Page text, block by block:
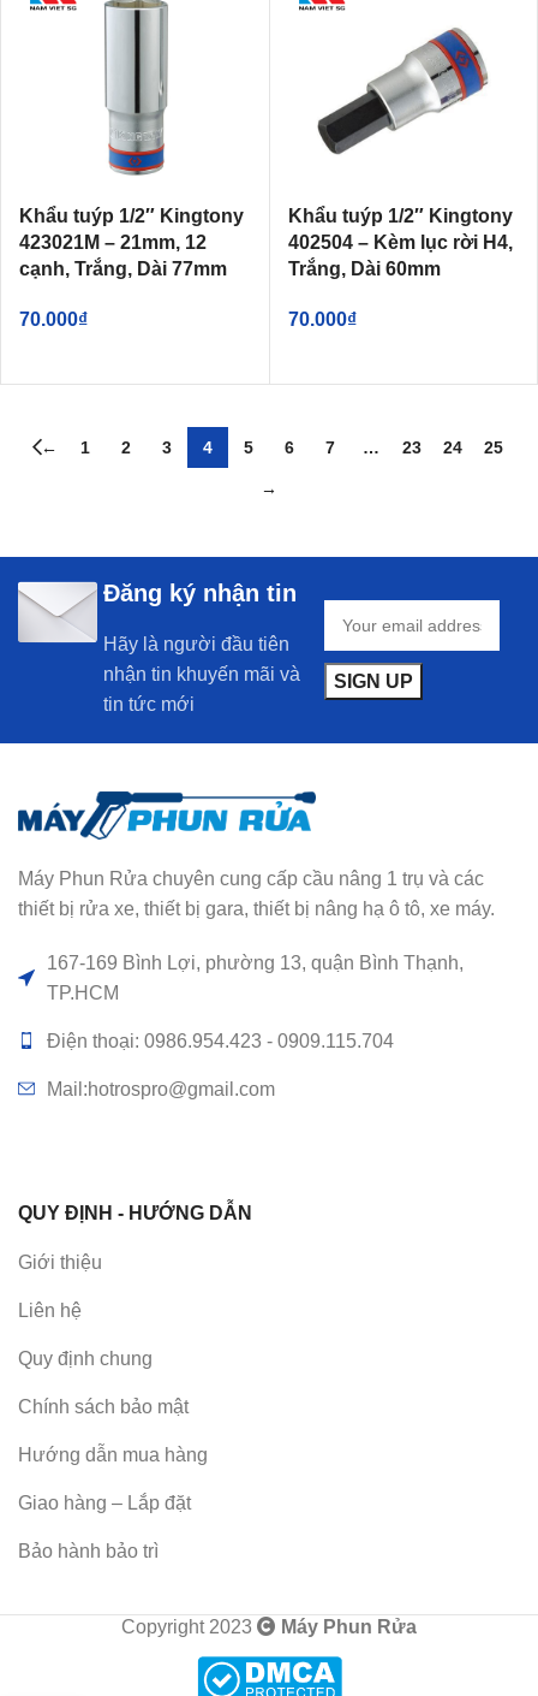
Khẩu tuýp 1/2″ Kingtony
423021M – 21mm, 12
cạnh, Trắng, Dài 77mm
70.000₫
Khẩu tuýp 1/2″ Kingtony
402504 – Kèm lục rời H4,
Trắng, Dài 60mm
70.000₫
← 1 2 3 4 5 6 7 … 23 24 25
→
Đăng ký nhận tin
Hãy là người đầu tiên
nhận tin khuyến mãi và
tin tức mới
Máy Phun Rửa chuyên cung cấp cầu nâng 1 trụ và các
thiết bị rửa xe, thiết bị gara, thiết bị nâng hạ ô tô, xe máy.
167-169 Bình Lợi, phường 13, quận Bình Thạnh,
TP.HCM
Điện thoại: 0986.954.423 - 0909.115.704
Mail:hotrospro@gmail.com
QUY ĐỊNH - HƯỚNG DẪN
Giới thiệu
Liên hệ
Quy định chung
Chính sách bảo mật
Hướng dẫn mua hàng
Giao hàng – Lắp đặt
Bảo hành bảo trì
Copyright 2023 Máy Phun Rửa